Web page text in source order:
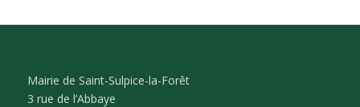
Mairie de Saint-Sulpice-la-Forêt
3 rue de l’Abbaye